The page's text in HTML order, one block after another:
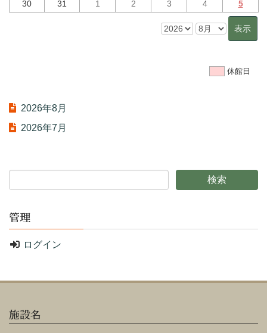
30
31 1 2 3 4 5
休館日
2026年8月
2026年7月
管理
ログイン
施設名